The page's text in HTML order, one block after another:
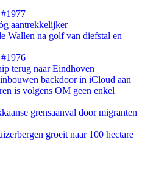
aantrekkelijker
Wallen na golf van diefstal en
terug naar Eindhoven
backdoor in iCloud aan
is volgens OM geen enkel
grensaanval door migranten
groeit naar 100 hectare